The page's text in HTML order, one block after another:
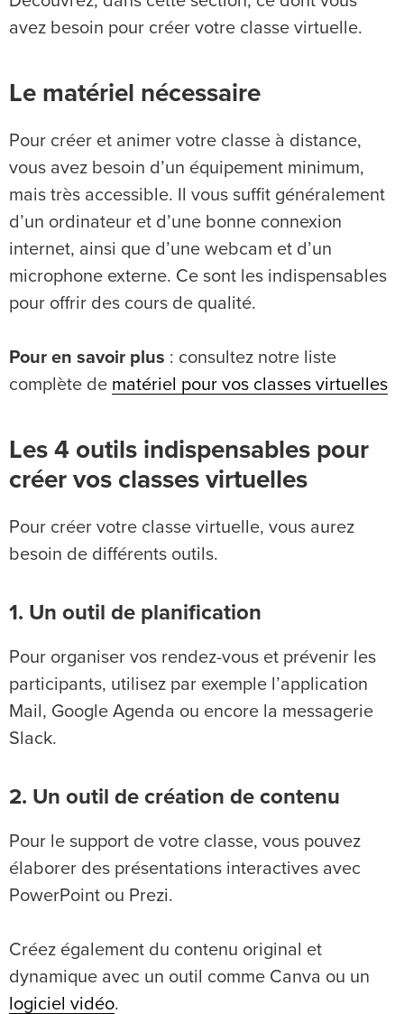
avez besoin pour créer votre classe virtuelle.
Le matériel nécessaire
Pour créer et animer votre classe à distance,
vous avez besoin d’un équipement minimum,
mais très accessible. Il vous suffit généralement
d’un ordinateur et d’une bonne connexion
internet, ainsi que d’une webcam et d’un
microphone externe. Ce sont les indispensables
pour offrir des cours de qualité.
Pour en savoir plus : consultez notre liste
complète de matériel pour vos classes virtuelles
Les 4 outils indispensables pour
créer vos classes virtuelles
Pour créer votre classe virtuelle, vous aurez
besoin de différents outils.
1. Un outil de planification
Pour organiser vos rendez-vous et prévenir les
participants, utilisez par exemple l’application
Mail, Google Agenda ou encore la messagerie
Slack.
2. Un outil de création de contenu
Pour le support de votre classe, vous pouvez
élaborer des présentations interactives avec
PowerPoint ou Prezi.
Créez également du contenu original et
dynamique avec un outil comme Canva ou un
logiciel vidéo.